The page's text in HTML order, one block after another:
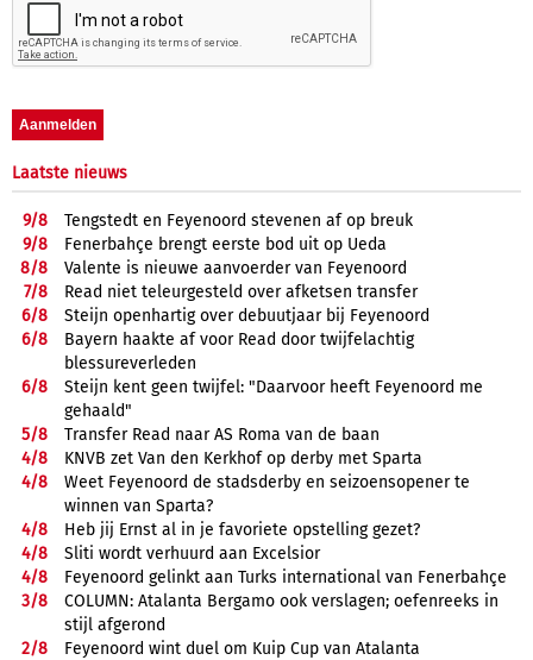
Laatste nieuws
9/8
Tengstedt en Feyenoord stevenen af op breuk
9/8
Fenerbahçe brengt eerste bod uit op Ueda
8/8
Valente is nieuwe aanvoerder van Feyenoord
7/8
Read niet teleurgesteld over afketsen transfer
6/8
Steijn openhartig over debuutjaar bij Feyenoord
6/8
Bayern haakte af voor Read door twijfelachtig
blessureverleden
6/8
Steijn kent geen twijfel: "Daarvoor heeft Feyenoord me
gehaald"
5/8
Transfer Read naar AS Roma van de baan
4/8
KNVB zet Van den Kerkhof op derby met Sparta
4/8
Weet Feyenoord de stadsderby en seizoensopener te
winnen van Sparta?
4/8
Heb jij Ernst al in je favoriete opstelling gezet?
4/8
Sliti wordt verhuurd aan Excelsior
4/8
Feyenoord gelinkt aan Turks international van Fenerbahçe
3/8
COLUMN: Atalanta Bergamo ook verslagen; oefenreeks in
stijl afgerond
2/8
Feyenoord wint duel om Kuip Cup van Atalanta